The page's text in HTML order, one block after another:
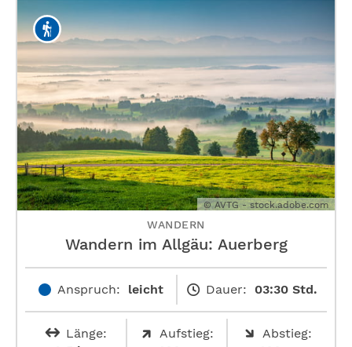
© AVTG - stock.adobe.com
WANDERN
Wandern im Allgäu: Auerberg
Anspruch: leicht Dauer: 03:30 Std.
Länge:
Aufstieg:
Abstieg: